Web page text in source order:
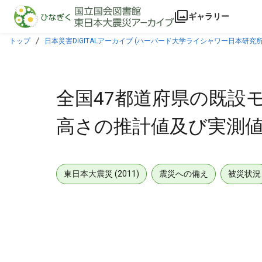
本文に飛ぶ
ギャラリー
トップ 日本災害DIGITALアーカイブ (ハーバード大学ライシャワー日本研究
全国47都道府県の既設
高さの推計値及び実測
東日本大震災 (2011) 震災への備え 被災状況